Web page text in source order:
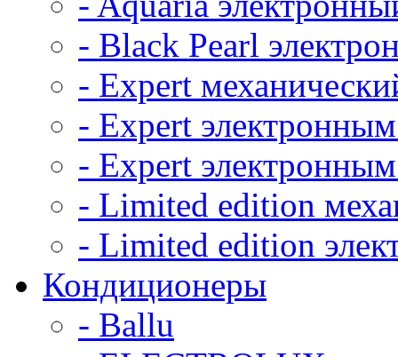
- Black Pearl
- Expert
- Expert
- Expert
- Limited edition
- Limited edition
Кондиционеры
- Ballu